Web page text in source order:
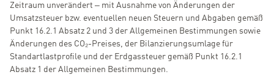
Zeitraum unverändert – mit Ausnahme von Änderungen der
Umsatzsteuer bzw. eventuellen neuen Steuern und Abgaben gemäß
Punkt 16.2.1 Absatz 2 und 3 der Allgemeinen Bestimmungen sowie
Änderungen des CO₂-Preises, der Bilanzierungsumlage für
Standartlastprofile und der Erdgassteuer gemäß Punkt 16.2.1
Absatz 1 der Allgemeinen Bestimmungen.